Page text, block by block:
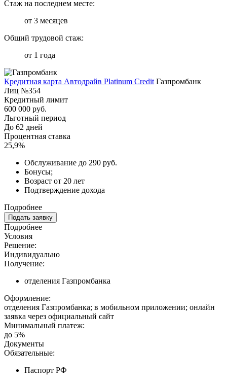
Стаж на последнем месте:
от 3 месяцев
Общий трудовой стаж:
от 1 года
Кредитная карта Автодрайв Platinum Credit Газпромбанк
Лиц №354
Кредитный лимит
600 000 руб.
Льготный период
До 62 дней
Процентная ставка
25,9%
Обслуживание до 290 руб.
Бонусы;
Возраст от 20 лет
Подтверждение дохода
Подробнее
Подать заявку
Подробнее
Условия
Решение:
Индивидуально
Получение:
отделения Газпромбанка
Оформление:
отделения Газпромбанка; в мобильном приложении; онлайн
заявка через официальный сайт
Минимальный платеж:
до 5%
Документы
Обязательные:
Паспорт РФ